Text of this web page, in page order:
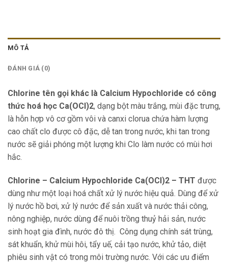
MÔ TẢ
ĐÁNH GIÁ (0)
Chlorine tên gọi khác là Calcium Hypochloride có công
thức hoá học Ca(OCl)2, dạng bột màu trắng, mùi đặc trưng,
là hỗn hợp vô cơ gồm vôi và canxi clorua chứa hàm lượng
cao chất clo được cô đặc, dễ tan trong nước, khi tan trong
nước sẽ giải phóng một lượng khi Clo làm nước có mùi hơi
hắc.
Chlorine – Calcium Hypochloride Ca(OCl)2 – THT được
dùng như một loại hoá chất xử lý nước hiệu quả. Dùng để xử
lý nước hồ bơi, xử lý nước để sản xuất và nước thải công,
nông nghiệp, nước dùng để nuôi trồng thuỷ hải sản, nước
sinh hoạt gia đình, nước đô thị. Công dụng chính sát trùng,
sát khuẩn, khử mùi hôi, tẩy uế, cải tạo nước, khử tảo, diệt
phiêu sinh vật có trong môi trường nước. Với các ưu điểm